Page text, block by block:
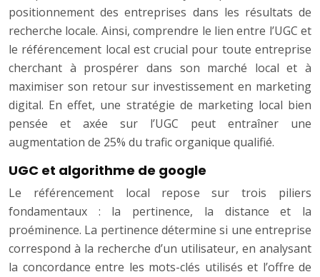
positionnement des entreprises dans les résultats de
recherche locale. Ainsi, comprendre le lien entre l’UGC et
le référencement local est crucial pour toute entreprise
cherchant à prospérer dans son marché local et à
maximiser son retour sur investissement en marketing
digital. En effet, une stratégie de marketing local bien
pensée et axée sur l’UGC peut entraîner une
augmentation de 25% du trafic organique qualifié.
UGC et algorithme de google
Le référencement local repose sur trois piliers
fondamentaux : la pertinence, la distance et la
proéminence. La pertinence détermine si une entreprise
correspond à la recherche d’un utilisateur, en analysant
la concordance entre les mots-clés utilisés et l’offre de